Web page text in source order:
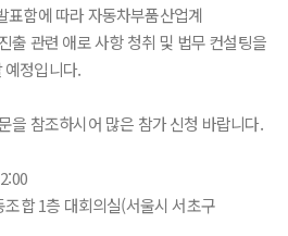
표함에 따라 자동차부품산업계
출 관련 애로 사항 청취 및 법무 컨설팅을
예정입니다.
을 참조하시어 많은 참가 신청 바랍니다.
합 1층 대회의실(서울시 서초구